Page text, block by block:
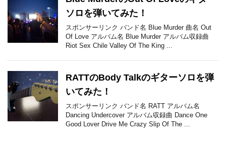
ソロを弾いてみた！
スポンサーリンク バンド名 Blue Murder 曲名 Out
Of Love アルバム名 Blue Murder アルバム収録曲
Riot Sex Chile Valley Of The King ...
RATTのBody Talkのギターソロを弾
いてみた！
スポンサーリンク バンド名 RATT アルバム名
Dancing Undercover アルバム収録曲 Dance One
Good Lover Drive Me Crazy Slip Of The ...